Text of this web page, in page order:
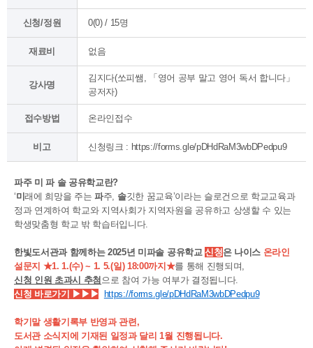
신청/정원 0(0) / 15명
재료비 없음
강사명
김지다(쏘피쌤, 「영어 공부 말고 영어 독서 합니다」
공저자)
접수방법 온라인접수
비고 신청링크 : https://forms.gle/pDHdRaM3wbDPedpu9
파주 미 파 솔 공유학교란?
‘미래에 희망을 주는파주, 솔깃한 꿈교육’이라는 슬로건으로 학교교육과
정과 연계하여 학교와 지역사회가 지역자원을 공유하고 상생할 수 있는
학생맞춤형 학교 밖 학습터입니다.
한빛도서관과 함께하는 2025년 미파솔 공유학교신청은 나이스 온라인
설문지 ★1. 1.(수) ~ 1. 5.(일) 18:00까지★를 통해 진행되며,
신청 인원 초과시 추첨 으로 참여 가능 여부가 결정됩니다.
신청 바로가기 ▶ ▶▶ https://forms.gle/pDHdRaM3wbDPedpu9
학기말 생활기록부 반영과 관련,
도서관 소식지에 기재된 일정과 달리 1월 진행됩니다.